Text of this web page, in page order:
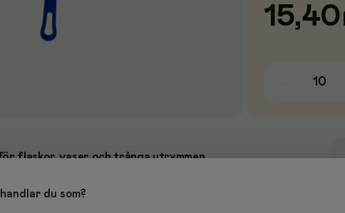
15,40
flaskor, vaser och trånga utrymmen.
– idealisk för rengöring av flaskor, smala vaser och
du som?